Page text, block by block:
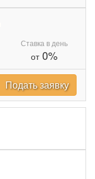
Ставка в день
от0%
Подать заявку